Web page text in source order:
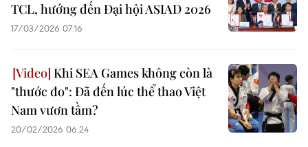
TCL, hướng đến Đại hội ASIAD 2026
17/03/2026 07:16
Khi SEA Games không còn là
"thước đo": Đã đến lúc thể thao Việt
Nam vươn tầm?
20/02/2026 06:24